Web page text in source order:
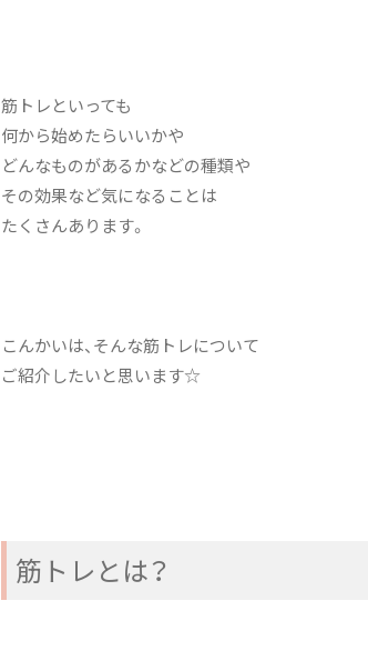
筋トレといっても
何から始めたらいいかや
どんなものがあるかなどの種類や
その効果など気になることは
たくさんあります。
こんかいは、そんな筋トレについて
ご紹介したいと思います☆
筋トレとは？